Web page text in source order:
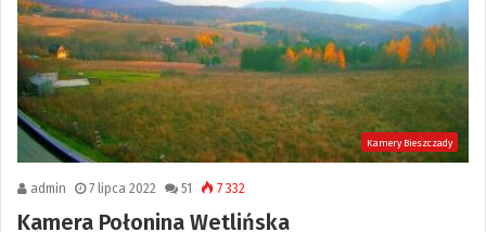
Kamery Bieszczady
admin 7 lipca 2022 51 7 332
Kamera Połonina Wetlińska